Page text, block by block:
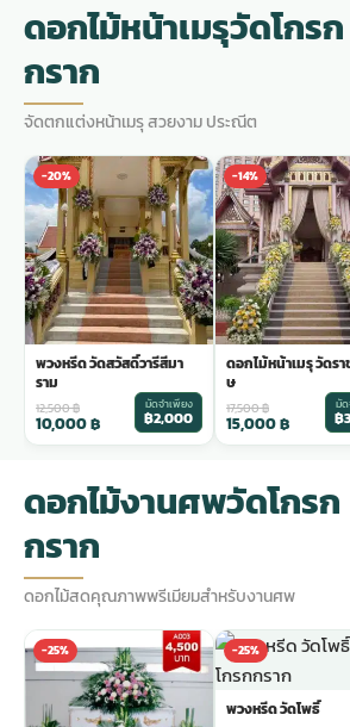
ดอกไม้หน้าเมรุวัดโกรก
กราก
จัดตกแต่งหน้าเมรุ สวยงาม ประณีต
-20%
พวงหรีด วัดสวัสดิ์วารีสีมา
ราม
12,500฿
10,000฿
มัดจำเพียง
฿2,000
-14%
ดอกไม้หน้าเมรุ วัดรา
ษ
17,500฿
15,000฿
มัด
฿
ดอกไม้งานศพวัดโกรก
กราก
ดอกไม้สดคุณภาพพรีเมียมสำหรับงานศพ
-25% -25%
พวงหรีด วัดโพธิ์